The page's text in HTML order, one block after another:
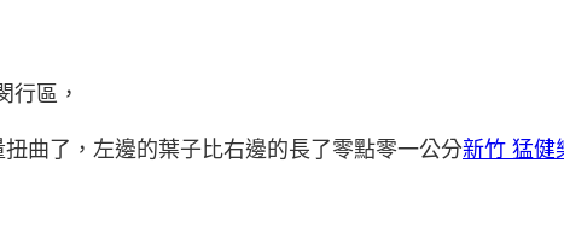
行區，
曲了，左邊的葉子比右邊的長了零點零一公分新竹 猛健